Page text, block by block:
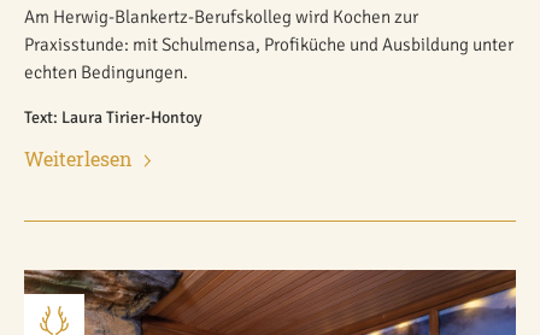
Am Herwig-Blankertz-Berufskolleg wird Kochen zur
Praxisstunde: mit Schulmensa, Profiküche und Ausbildung unter
echten Bedingungen.
Text: Laura Tirier-Hontoy
Weiterlesen